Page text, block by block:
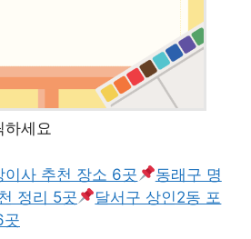
하세요
이사 추천 장소 6곳
동래구 명
정리 5곳
달서구 상인2동 포
곳